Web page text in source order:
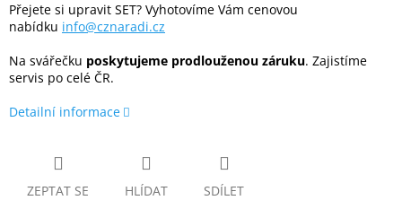
Přejete si upravit SET? Vyhotovíme Vám cenovou
nabídku info@cznaradi.cz
Na svářečku poskytujeme prodlouženou záruku. Zajistíme
servis po celé ČR.
Detailní informace
ZEPTAT SE HLÍDAT SDÍLET